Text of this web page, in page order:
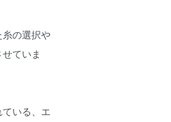
の選択や
ていま
いる、エ